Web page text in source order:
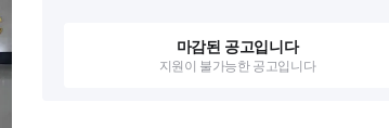
마감된 공고입니다
지원이 불가능한 공고입니다